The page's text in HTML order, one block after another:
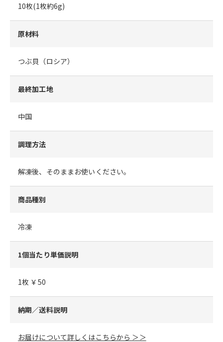
10枚(1枚約6g)
原材料
つぶ貝（ロシア）
最終加工地
中国
調理方法
解凍後、そのままお使いください。
商品種別
冷凍
1個当たり単価説明
1枚 ￥50
納期／送料説明
お届けについて詳しくはこちらから ＞＞